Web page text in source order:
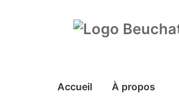
Accueil À propos